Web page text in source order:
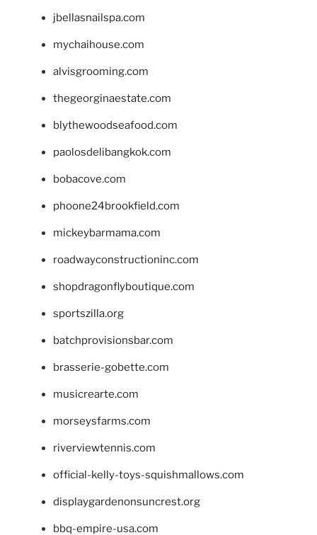
jbellasnailspa.com
mychaihouse.com
alvisgrooming.com
thegeorginaestate.com
blythewoodseafood.com
paolosdelibangkok.com
bobacove.com
phoone24brookfield.com
mickeybarmama.com
roadwayconstructioninc.com
shopdragonflyboutique.com
sportszilla.org
batchprovisionsbar.com
brasserie-gobette.com
musicrearte.com
morseysfarms.com
riverviewtennis.com
official-kelly-toys-squishmallows.com
displaygardenonsuncrest.org
bbq-empire-usa.com